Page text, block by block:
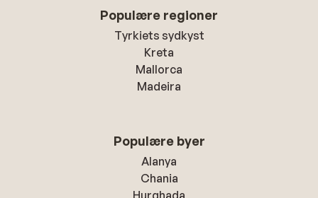
Populære regioner
Tyrkiets sydkyst
Kreta
Mallorca
Madeira
Populære byer
Alanya
Chania
Hurghada